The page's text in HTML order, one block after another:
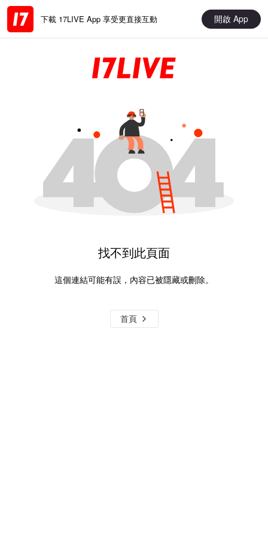
下載 17LIVE App 享受更直接互動 開啟 App
找不到此頁面
這個連結可能有誤，內容已被隱藏或刪除。
首頁